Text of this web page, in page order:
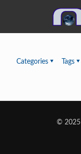
Categories Tags
© 2025